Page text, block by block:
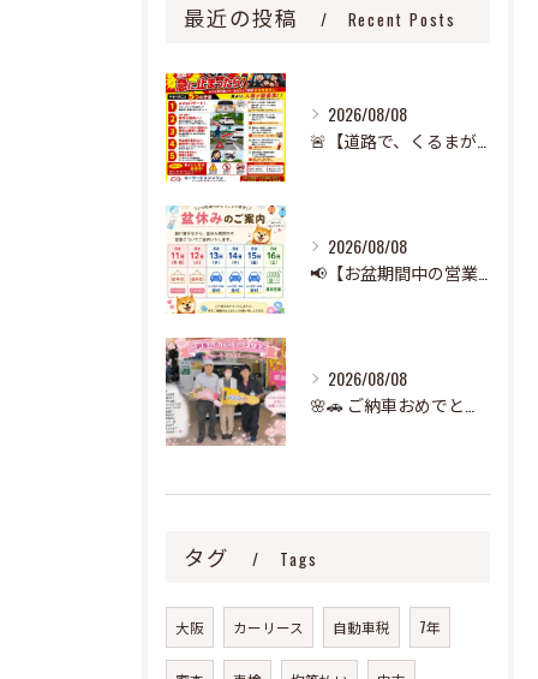
最近の投稿 Recent Posts
2026/08/08
2026/08/08
2026/08/08
タグ Tags
大阪 カーリース 自動車税 7年